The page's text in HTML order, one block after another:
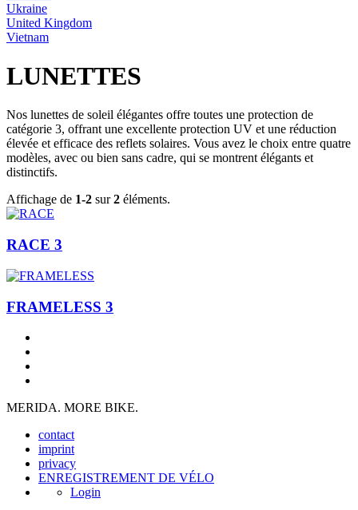
Ukraine
United Kingdom
Vietnam
LUNETTES
Nos lunettes de soleil élégantes offre toutes une protection de
catégorie 3, offrant une excellente protection UV et une réduction
élevée et efficace des reflets solaires. Vous avez le choix entre quatre
modèles, avec ou bien sans cadre, qui se montrent élégants et
distinctifs.
Affichage de 1-2 sur2 éléments.
RACE 3
FRAMELESS 3
MERIDA. MORE BIKE.
contact
imprint
privacy
ENREGISTREMENT DE VÉLO
Login